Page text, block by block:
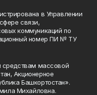
в Управлении
связи,
коммуникаций по
номер ПИ № ТУ
средствам массовой
Акционерное
Башкортостан».
Михайловна.